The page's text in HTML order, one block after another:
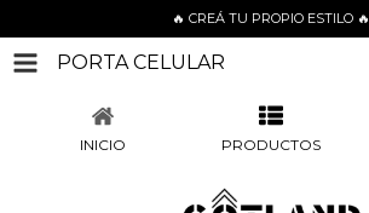
🔥 CREÁ TU PROPIO ESTILO 🔥
PORTA CELULAR
INICIO PRODUCTOS